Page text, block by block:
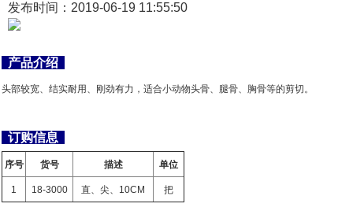
发布时间：2019-06-19 11:55:50
产品介绍
头部较宽、结实耐用、刚劲有力，适合小动物头骨、腿骨、胸骨等的剪切。
订购信息
序号 货号 描述 单位
1 18-3000 直、尖、10CM 把